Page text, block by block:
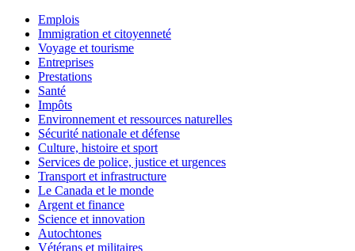
Emplois
Immigration et citoyenneté
Voyage et tourisme
Entreprises
Prestations
Santé
Impôts
Environnement et ressources naturelles
Sécurité nationale et défense
Culture, histoire et sport
Services de police, justice et urgences
Transport et infrastructure
Le Canada et le monde
Argent et finance
Science et innovation
Autochtones
Vétérans et militaires